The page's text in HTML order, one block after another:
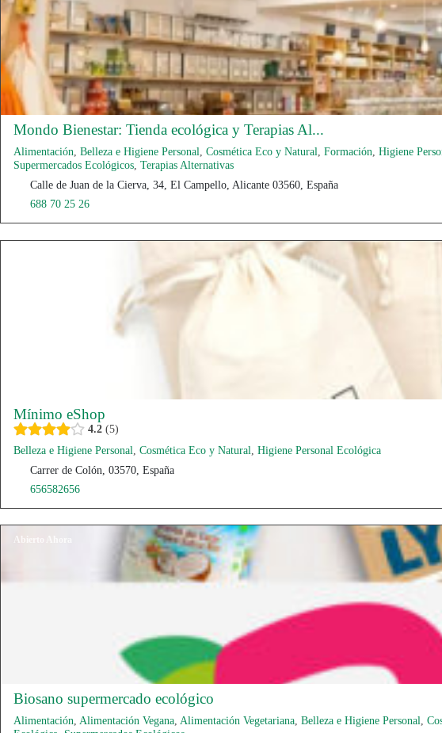
Mondo Bienestar: Tienda ecológica y Terapias Al...
Alimentación, Belleza e Higiene Personal, Cosmética Eco y Natural, Formación, Higiene
Supermercados Ecológicos, Terapias Alternativas
Calle de Juan de la Cierva, 34, El Campello, Alicante 03560, España
688 70 25 26
Mínimo eShop
4.2 5
Belleza e Higiene Personal Cosmética Eco y Natural Higiene Personal Ecológica
Carrer de Colón, 03570, España
656582656
Biosano supermercado ecológico
Alimentación Alimentación Vegana Alimentación Vegetariana Belleza e Higiene Personal
Abierto Ahora